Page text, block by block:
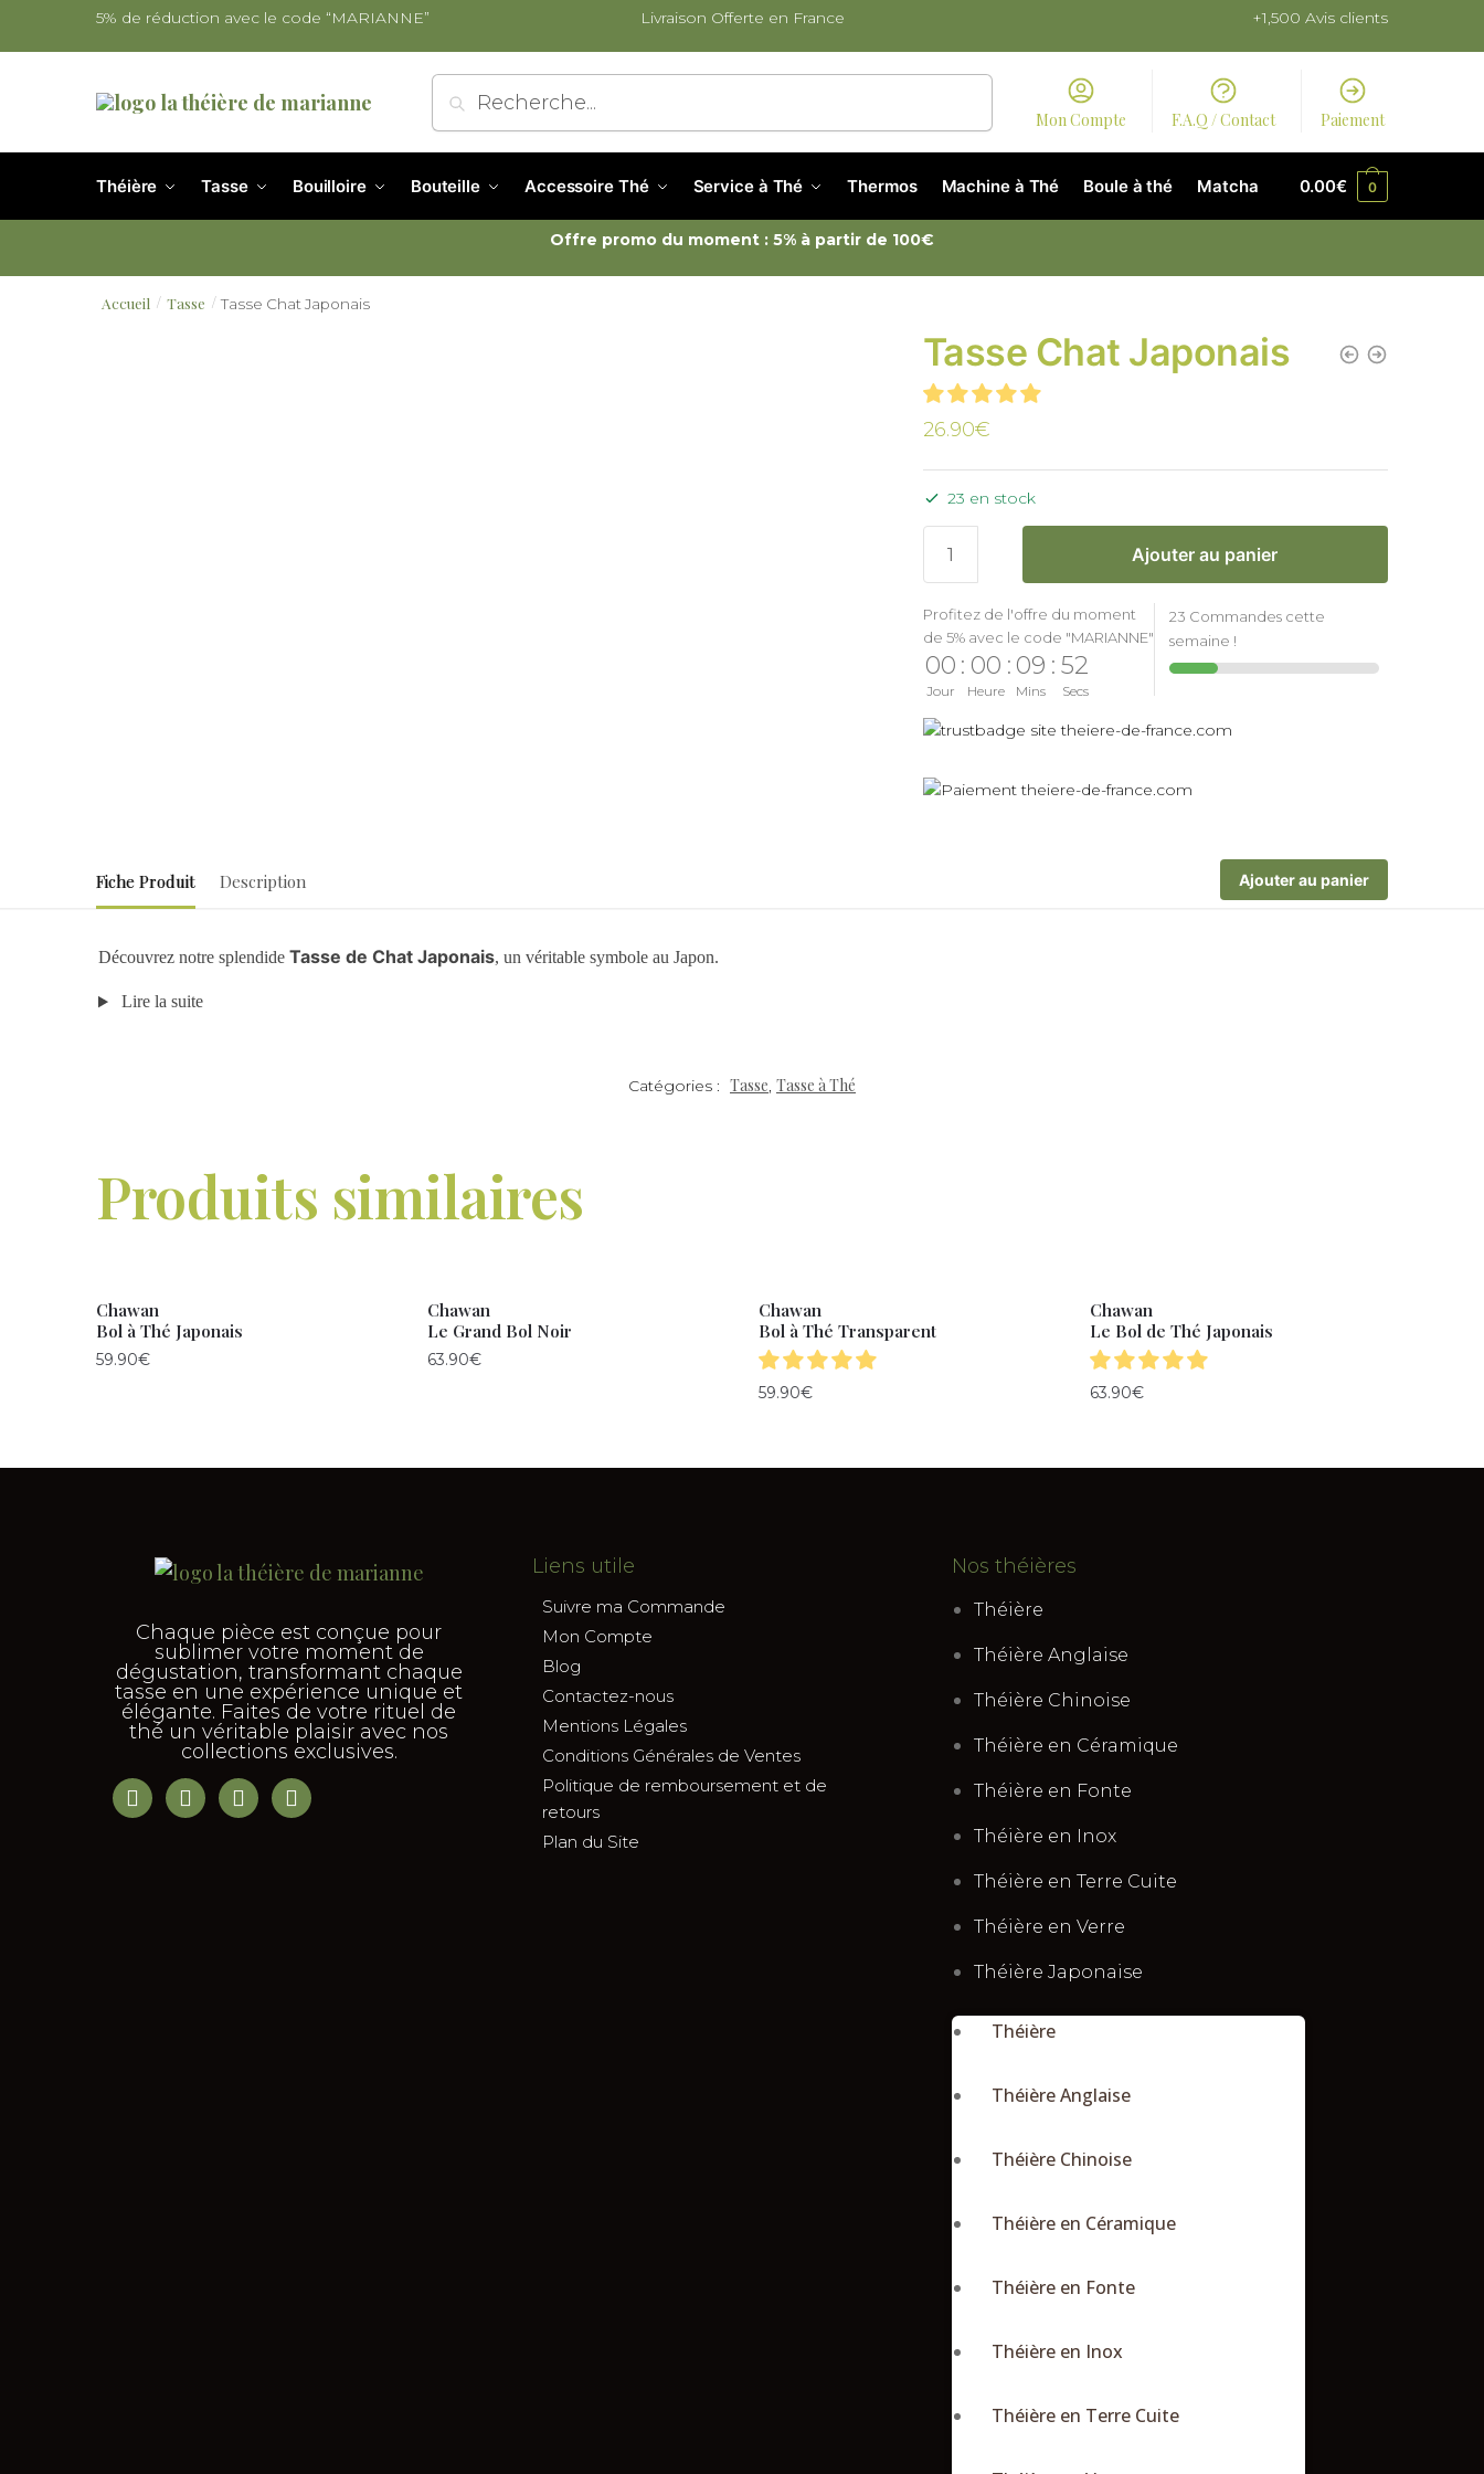
5% de réduction avec le code “MARIANNE” Livraison Offerte en France +1,500 Avis clients
Recherche
Mon Compte F.A.Q / Contact Paiement
Théière Tasse Bouilloire Bouteille Accessoire Thé Service à Thé Thermos Machine à Thé Boule à thé Matcha 0.00€ 0
Offre promo du moment : 5% à partir de 100€
Accueil / Tasse / Tasse Chat Japonais
Tasse Chat Japonais
26.90€
23 en stock
Ajouter au panier
Profitez de l'offre du moment
de 5% avec le code "MARIANNE"
00
Jour
: 00
Heure
: 09
Mins
: 52
Secs
23 Commandes cette
semaine !
Fiche Produit Description Ajouter au panier
Découvrez notre splendide Tasse de Chat Japonais, un véritable symbole au Japon.
Lire la suite
Catégories : Tasse Tasse à Thé
Produits similaires
Chawan
Bol à Thé Japonais
59.90€
Chawan
Le Grand Bol Noir
63.90€
Chawan
Bol à Thé Transparent
59.90€
Chawan
Le Bol de Thé Japonais
63.90€
Chaque pièce est conçue pour
sublimer votre moment de
dégustation, transformant chaque
tasse en une expérience unique et
élégante. Faites de votre rituel de
thé un véritable plaisir avec nos
collections exclusives.
Liens utile
Suivre ma Commande
Mon Compte
Blog
Contactez-nous
Mentions Légales
Conditions Générales de Ventes
Politique de remboursement et de
retours
Plan du Site
Nos théières
Théière
Théière Anglaise
Théière Chinoise
Théière en Céramique
Théière en Fonte
Théière en Inox
Théière en Terre Cuite
Théière en Verre
Théière Japonaise
Théière
Théière Anglaise
Théière Chinoise
Théière en Céramique
Théière en Fonte
Théière en Inox
Théière en Terre Cuite